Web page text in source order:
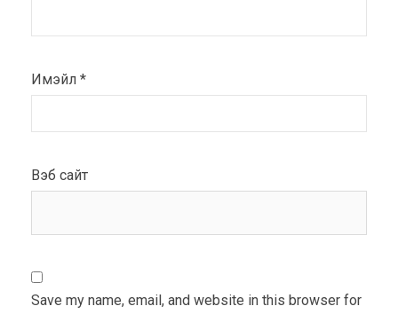
Имэйл *
Вэб сайт
Save my name, email, and website in this browser for